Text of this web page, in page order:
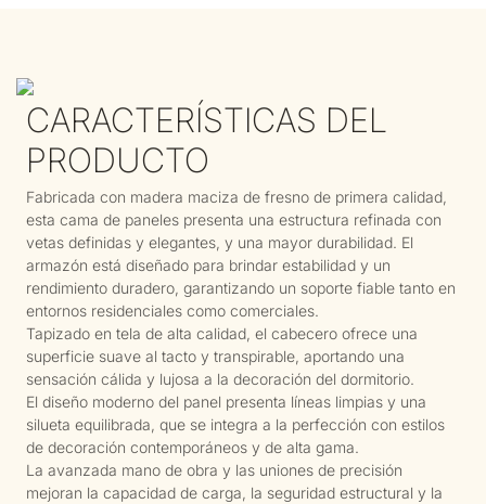
CARACTERÍSTICAS DEL
PRODUCTO
Fabricada con madera maciza de fresno de primera calidad,
esta cama de paneles presenta una estructura refinada con
vetas definidas y elegantes, y una mayor durabilidad. El
armazón está diseñado para brindar estabilidad y un
rendimiento duradero, garantizando un soporte fiable tanto en
entornos residenciales como comerciales.
Tapizado en tela de alta calidad, el cabecero ofrece una
superficie suave al tacto y transpirable, aportando una
sensación cálida y lujosa a la decoración del dormitorio.
El diseño moderno del panel presenta líneas limpias y una
silueta equilibrada, que se integra a la perfección con estilos
de decoración contemporáneos y de alta gama.
La avanzada mano de obra y las uniones de precisión
mejoran la capacidad de carga, la seguridad estructural y la